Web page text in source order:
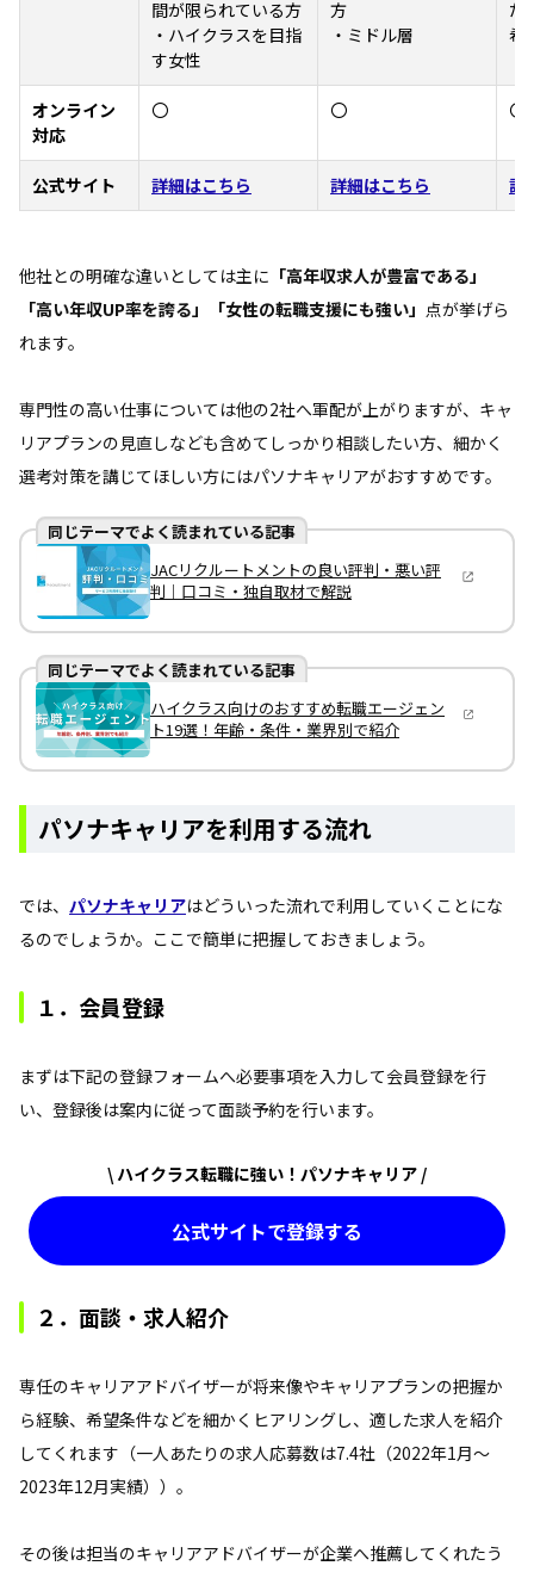
間が限られている方
・ハイクラスを目指
す女性
方
・ミドル層
た
希
オンライン
対応
〇 〇 〇
公式サイト 詳細はこちら 詳細はこちら 詳
他社との明確な違いとしては主に 「高年収求人が豊富である」
「高い年収UP率を誇る」「女性の転職支援にも強い」 点が挙げら
れます。
専門性の高い仕事については他の2社へ軍配が上がりますが、キャ
リアプランの見直しなども含めてしっかり相談したい方、細かく
選考対策を講じてほしい方にはパソナキャリアがおすすめです。
同じテーマでよく読まれている記事
JACリクルートメントの良い評判・悪い評
判｜口コミ・独自取材で解説
同じテーマでよく読まれている記事
ハイクラス向けのおすすめ転職エージェン
ト19選！年齢・条件・業界別で紹介
パソナキャリアを利用する流れ
では、 パソナキャリアはどういった流れで利用していくことにな
るのでしょうか。ここで簡単に把握しておきましょう。
１．会員登録
まずは下記の登録フォームへ必要事項を入力して会員登録を行
い、登録後は案内に従って面談予約を行います。
\ ハイクラス転職に強い！パソナキャリア /
公式サイトで登録する
２．面談・求人紹介
専任のキャリアアドバイザーが将来像やキャリアプランの把握か
ら経験、希望条件などを細かくヒアリングし、適した求人を紹介
してくれます（一人あたりの求人応募数は7.4社（2022年1月～
2023年12月実績））。
その後は担当のキャリアアドバイザーが企業へ推薦してくれたう